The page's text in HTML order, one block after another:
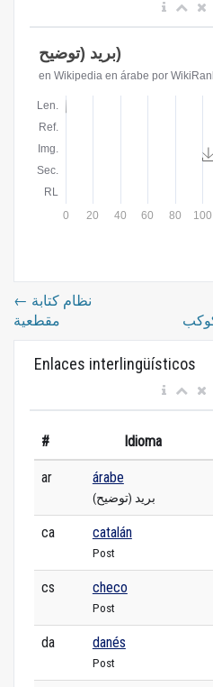
←
مقطعية
Enlaces interlingüísticos
# Idioma
ar árabe
بريد (توضيح)
ca catalán
Post
cs checo
Post
da danés
Post